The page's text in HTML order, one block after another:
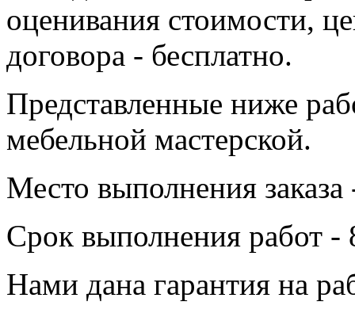
оценивания стоимости,
договора - бесплатно.
Представленные ниже
мебельной мастерской.
Место выполнения
Срок выполнения работ -
Нами дана гарантия на